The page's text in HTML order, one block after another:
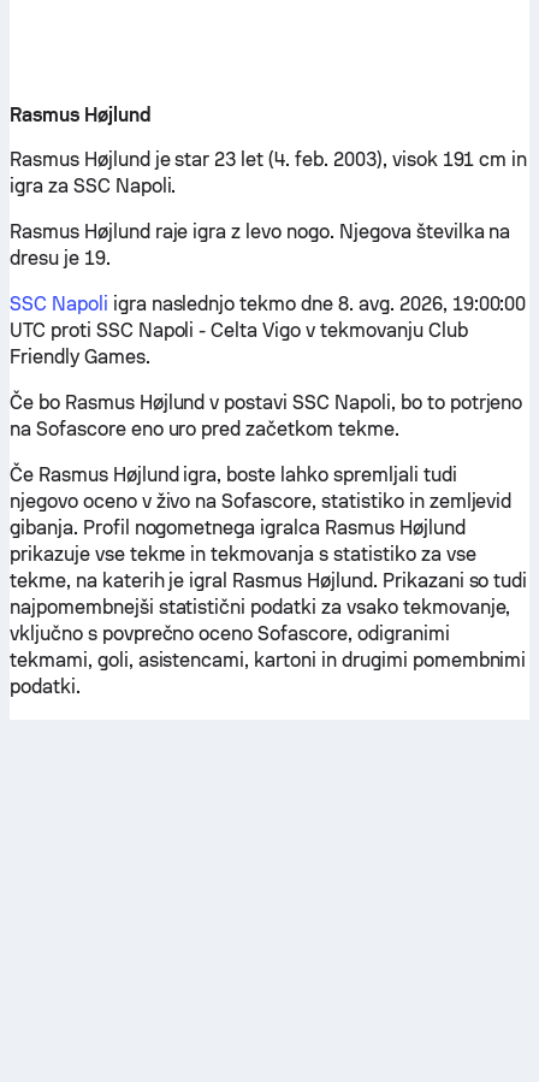
Rasmus Højlund
Rasmus Højlund je star 23 let (4. feb. 2003), visok 191 cm in
igra za SSC Napoli.
Rasmus Højlund raje igra z levo nogo. Njegova številka na
dresu je 19.
SSC Napoli igra naslednjo tekmo dne 8. avg. 2026, 19:00:00
UTC proti SSC Napoli - Celta Vigo v tekmovanju Club
Friendly Games.
Če bo Rasmus Højlund v postavi SSC Napoli, bo to potrjeno
na Sofascore eno uro pred začetkom tekme.
Če Rasmus Højlund igra, boste lahko spremljali tudi
njegovo oceno v živo na Sofascore, statistiko in zemljevid
gibanja. Profil nogometnega igralca Rasmus Højlund
prikazuje vse tekme in tekmovanja s statistiko za vse
tekme, na katerih je igral Rasmus Højlund. Prikazani so tudi
najpomembnejši statistični podatki za vsako tekmovanje,
vključno s povprečno oceno Sofascore, odigranimi
tekmami, goli, asistencami, kartoni in drugimi pomembnimi
podatki.